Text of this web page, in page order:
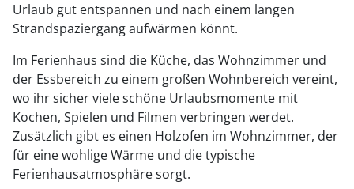
Urlaub gut entspannen und nach einem langen
Strandspaziergang aufwärmen könnt.
Im Ferienhaus sind die Küche, das Wohnzimmer und
der Essbereich zu einem großen Wohnbereich vereint,
wo ihr sicher viele schöne Urlaubsmomente mit
Kochen, Spielen und Filmen verbringen werdet.
Zusätzlich gibt es einen Holzofen im Wohnzimmer, der
für eine wohlige Wärme und die typische
Ferienhausatmosphäre sorgt.